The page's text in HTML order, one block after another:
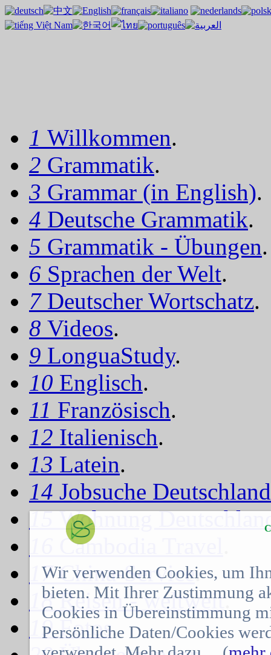
1 Willkommen.
2 Grammatik.
3 Grammar (in English).
4 Deutsche Grammatik.
5 Grammatik - Übungen.
6 Sprachen der Welt.
7 Deutscher Wortschatz.
8 Videos.
9 LonguaStudy.
10 Englisch.
11 Französisch.
12 Italienisch.
13 Latein.
14 Jobsuche Deutschland
15Wohnung
Cambodia Travel
17China-Service.
18Reisen - weltweit.
19Fotos.
Wir verwenden Cookies, um
bieten. Mit Ihrer Zustimmung
Cookies in Übereinstimmung
Persönliche Daten/Cookies